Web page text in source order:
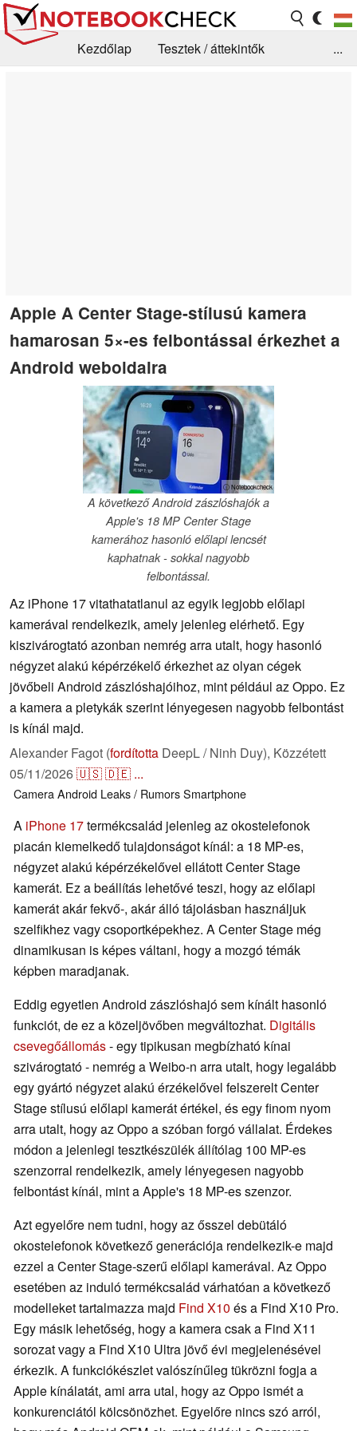
Kezdőlap
Tesztek / áttekintők
...
Apple A Center Stage-stílusú kamera
hamarosan 5×-es felbontással érkezhet a
Android weboldalra
ⓘ Notebookcheck
A következő Android zászlóshajók a
Apple's 18 MP Center Stage
kamerához hasonló előlapi lencsét
kaphatnak - sokkal nagyobb
felbontással.
Az iPhone 17 vitathatatlanul az egyik legjobb előlapi
kamerával rendelkezik, amely jelenleg elérhető. Egy
kiszivárogtató azonban nemrég arra utalt, hogy hasonló
négyzet alakú képérzékelő érkezhet az olyan cégek
jövőbeli Android zászlóshajóihoz, mint például az Oppo. Ez
a kamera a pletykák szerint lényegesen nagyobb felbontást
is kínál majd.
Alexander Fagot (fordította DeepL / Ninh Duy), Közzétett
05/11/2026🇺🇸🇩🇪 ...
CameraAndroid Leaks / RumorsSmartphone
A iPhone 17termékcsalád jelenleg az okostelefonok
piacán kiemelkedő tulajdonságot kínál: a 18 MP-es,
négyzet alakú képérzékelővel ellátott Center Stage
kamerát. Ez a beállítás lehetővé teszi, hogy az előlapi
kamerát akár fekvő-, akár álló tájolásban használjuk
szelfikhez vagy csoportképekhez. A Center Stage még
dinamikusan is képes váltani, hogy a mozgó témák
képben maradjanak.
Eddig egyetlen Android zászlóshajó sem kínált hasonló
funkciót, de ez a közeljövőben megváltozhat. Digitális
csevegőállomás- egy tipikusan megbízható kínai
szivárogtató - nemrég a Weibo-n arra utalt, hogy legalább
egy gyártó négyzet alakú érzékelővel felszerelt Center
Stage stílusú előlapi kamerát értékel, és egy finom nyom
arra utalt, hogy az Oppo a szóban forgó vállalat. Érdekes
módon a jelenlegi tesztkészülék állítólag 100 MP-es
szenzorral rendelkezik, amely lényegesen nagyobb
felbontást kínál, mint a Apple's 18 MP-es szenzor.
Azt egyelőre nem tudni, hogy az ősszel debütáló
okostelefonok következő generációja rendelkezik-e majd
ezzel a Center Stage-szerű előlapi kamerával. Az Oppo
esetében az induló termékcsalád várhatóan a következő
modelleket tartalmazza majd Find X10 és a Find X10 Pro.
Egy másik lehetőség, hogy a kamera csak a Find X11
sorozat vagy a Find X10 Ultra jövő évi megjelenésével
érkezik. A funkciókészlet valószínűleg tükrözni fogja a
Apple kínálatát, ami arra utal, hogy az Oppo ismét a
konkurenciától kölcsönözhet. Egyelőre nincs szó arról,